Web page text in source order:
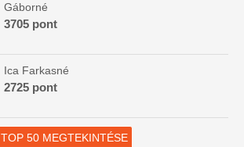
Gáborné
3705 pont
Ica Farkasné
2725 pont
TOP 50 MEGTEKINTÉSE